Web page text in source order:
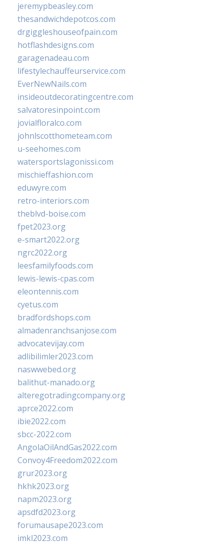
jeremypbeasley.com
thesandwichdepotcos.com
drgiggleshouseofpain.com
hotflashdesigns.com
garagenadeau.com
lifestylechauffeurservice.com
EverNewNails.com
insideoutdecoratingcentre.com
salvatoresinpoint.com
jovialfloralco.com
johnlscotthometeam.com
u-seehomes.com
watersportslagonissi.com
mischieffashion.com
eduwyre.com
retro-interiors.com
theblvd-boise.com
fpet2023.org
e-smart2022.org
ngrc2022.org
leesfamilyfoods.com
lewis-lewis-cpas.com
eleontennis.com
cyetus.com
bradfordshops.com
almadenranchsanjose.com
advocatevijay.com
adlibilimler2023.com
naswwebed.org
balithut-manado.org
alteregotradingcompany.org
aprce2022.com
ibie2022.com
sbcc-2022.com
AngolaOilAndGas2022.com
Convoy4Freedom2022.com
grur2023.org
hkhk2023.org
napm2023.org
apsdfd2023.org
forumausape2023.com
imkl2023.com